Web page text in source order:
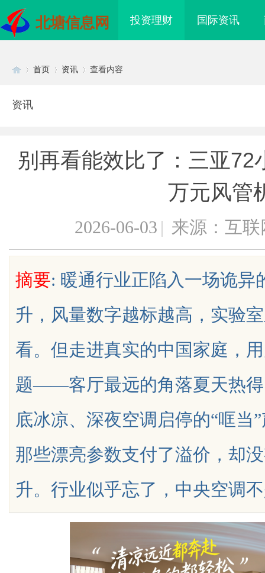
北塘信息网 投资理财 国际资讯
uz
首页 资讯 查看内容
资讯
别再看能效比了：三亚72
万元风管
2026-06-03 | 来源：互联
摘要: 暖通行业正陷入一场诡异
升，风量数字越标越高，实验
看。但走进真实的中国家庭，
题——客厅最远的角落夏天热
底冰凉、深夜空调启停的“哐当
那些漂亮参数支付了溢价，却
升。行业似乎忘了，中央空调